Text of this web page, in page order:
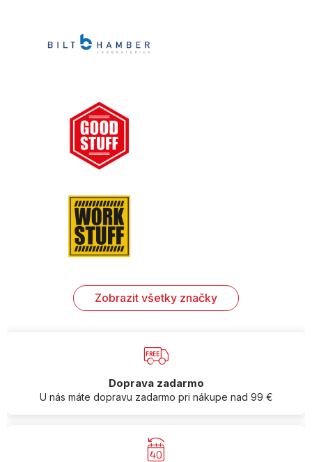
Zobrazit všetky značky
Doprava zadarmo
U nás máte dopravu zadarmo pri nákupe nad 99 €